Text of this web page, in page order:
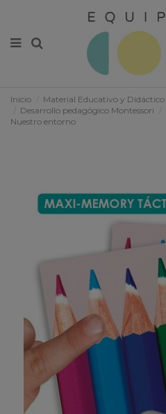
Inicio Material Educativo y Didáctico
Desarrollo pedagógico Montessori
Nuestro entorno